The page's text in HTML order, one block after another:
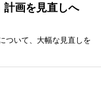
計画を見直しへ
ついて、大幅な見直しを